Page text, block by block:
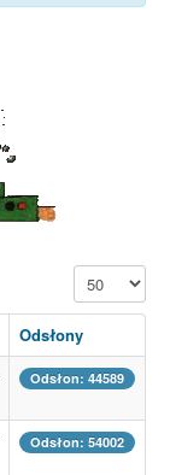
Pokaż #
Odsłony
Odsłon: 44589
Odsłon: 54002